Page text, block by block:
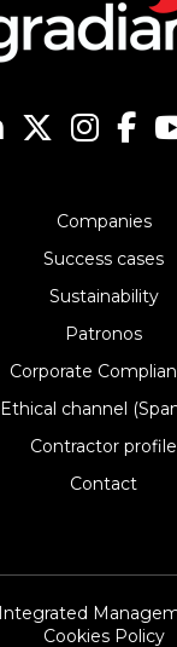
Companies
Success cases
Sustainability
Patronos
Corporate
Ethical channel
Contractor profile
Contact
Integrated
Cookies Policy